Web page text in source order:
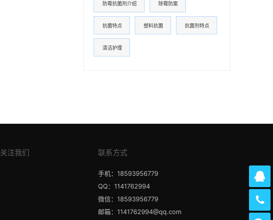
防霉抗菌剂介绍 除霉防案
抗菌特点 塑料抗菌 抗菌剂特点
清洁护理
关注我们 联系方式
手机：18593956779
QQ：1141762994
微信：18593956779
邮箱：1141762994@qq.com